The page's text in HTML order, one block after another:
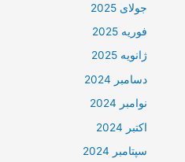
جولای 2025
فوریه 2025
ژانویه 2025
دسامبر 2024
نوامبر 2024
اکتبر 2024
سپتامبر 2024